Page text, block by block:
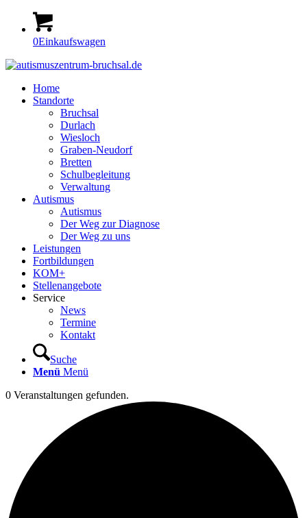
0Einkaufswagen
Home
Standorte
Bruchsal
Durlach
Wiesloch
Graben-Neudorf
Bretten
Schulbegleitung
Verwaltung
Autismus
Autismus
Der Weg zur Diagnose
Der Weg zu uns
Leistungen
Fortbildungen
KOM+
Stellenangebote
Service
News
Termine
Kontakt
Suche
Menü Menü
0 Veranstaltungen gefunden.